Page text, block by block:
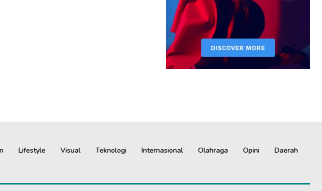
Lifestyle Visual Teknologi Internasional Olahraga Opini Daerah